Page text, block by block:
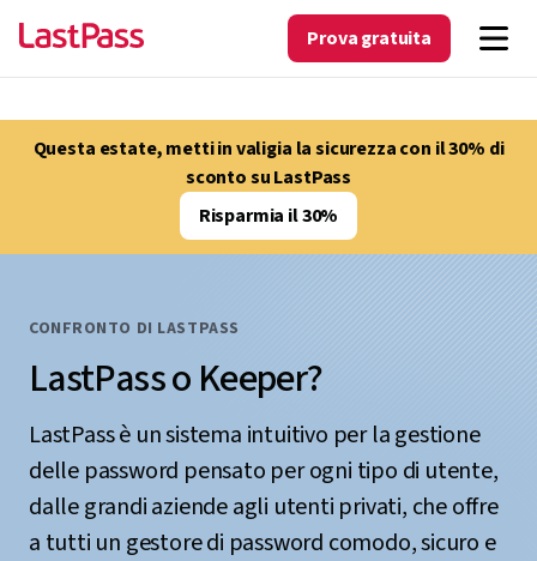
Prova gratuita
Questa estate, metti in valigia la sicurezza con il 30% di
sconto su LastPass
Risparmia il 30%
CONFRONTO DI LASTPASS
LastPass o Keeper?
LastPass è un sistema intuitivo per la gestione
delle password pensato per ogni tipo di utente,
dalle grandi aziende agli utenti privati, che offre
a tutti un gestore di password comodo, sicuro e